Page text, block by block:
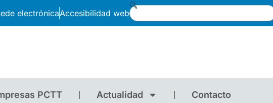
electrónicaAccesibilidad web
PCTT Actualidad Contacto